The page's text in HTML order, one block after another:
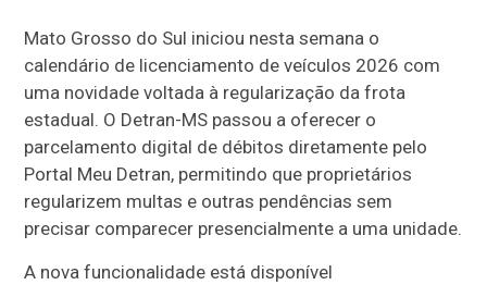
Mato Grosso do Sul iniciou nesta semana o
calendário de licenciamento de veículos 2026 com
uma novidade voltada à regularização da frota
estadual. O Detran-MS passou a oferecer o
parcelamento digital de débitos diretamente pelo
Portal Meu Detran, permitindo que proprietários
regularizem multas e outras pendências sem
precisar comparecer presencialmente a uma unidade.
A nova funcionalidade está disponível